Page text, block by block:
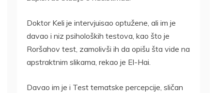
Doktor Keli je intervjuisao optužene, ali im je
davao i niz psiholoških testova, kao što je
Roršahov test, zamolivši ih da opišu šta vide na
apstraktnim slikama, rekao je El-Hai.
Davao im je i Test tematske percepcije, sličan